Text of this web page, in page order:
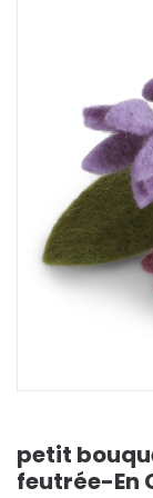
petit
feutrée-En